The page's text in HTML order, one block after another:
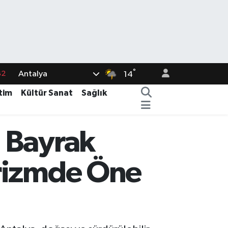
Antalya 14°
Kültür Sanat
Sağlık
Bayrak
Öne